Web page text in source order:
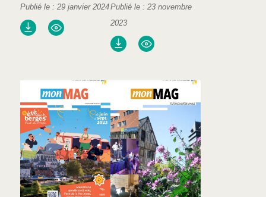
Publié le : 29 janvier 2024Publié le : 23 novembre
2023